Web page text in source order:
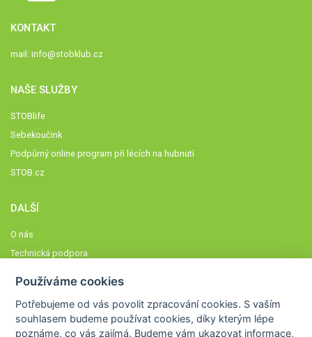
KONTAKT
mail: info@stobklub.cz
NAŠE SLUŽBY
STOBlife
Sebekoučink
Podpůrný online program při lécích na hubnutí
STOB.cz
DALŠÍ
O nás
Technická podpora
Členové STOBklubu
Zásady nakládání s osobními údaji
Používáme cookies
Potřebujeme od vás povolit zpracování cookies. S vaším
souhlasem budeme používat cookies, díky kterým lépe
poznáme,co vás zajímá. Budeme vám ukazovat informace,